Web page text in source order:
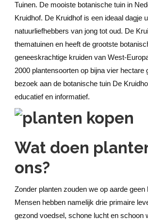
Tuinen. De mooiste botanische tuin in
Kruidhof. De Kruidhof is een ideaal dagje
natuurliefhebbers van jong tot oud. De
thematuinen en heeft de grootste
geneeskrachtige kruiden van West-
2000 plantensoorten op bijna vier hectare
bezoek aan de botanische tuin De
educatief en informatief.
Wat doen
ons?
Zonder planten zouden we op aarde geen
Mensen hebben namelijk drie primaire
gezond voedsel, schone lucht en schoon